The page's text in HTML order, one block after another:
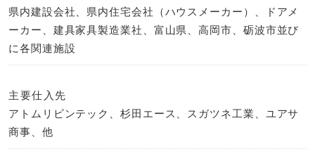
県内建設会社、県内住宅会社（ハウスメーカー）、ドアメ
ーカー、建具家具製造業社、富山県、高岡市、砺波市並び
に各関連施設
主要仕入先
アトムリビンテック、杉田エース、スガツネ工業、ユアサ
商事、他